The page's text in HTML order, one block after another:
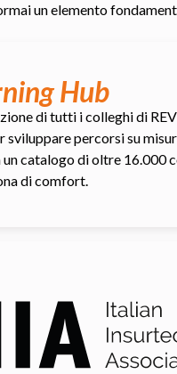
un elemento
Hub
di tutti i colleghi di
sviluppare percorsi su
catalogo di oltre 16.000
di comfort.